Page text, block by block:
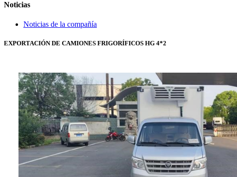
Noticias
Noticias de la compañía
EXPORTACIÓN DE CAMIONES FRIGORÍFICOS HG 4*2